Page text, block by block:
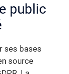
public
ses bases
source